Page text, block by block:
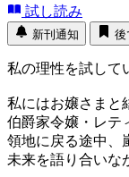
試し読み
新刊通知 後
私の理性を試して
私にはお嬢さまと
伯爵家令嬢・レテ
領地に戻る途中、
未来を語り合いな